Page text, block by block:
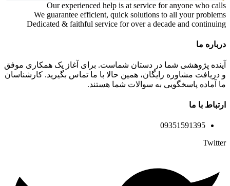
Our experienced help is at service for anyone who calls
We guarantee efficient, quick solutions to all your problems
Dedicated & faithful service for over a decade and continuing
درباره ما
آینده پژوهشی شما در دستان شماست. برای آغاز یک همکاری موفق
و دریافت مشاوره رایگان، همین حالا با ما تماس بگیرید. کارشناسان
ما آماده پاسخگویی به سوالات شما هستند.
ارتباط با ما
09351591395
Twitter